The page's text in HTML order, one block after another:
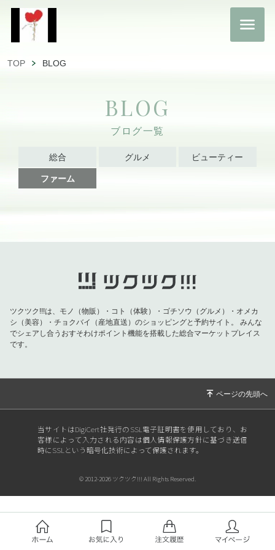
TOP BLOG
BLOG
ブログ一覧
総合 グルメ ビューティー
ファーム
ツクツク!!!は、モノ（物販）・コト（体験）・ゴチソウ（グルメ）・オメカ
シ（美容）・チョクバイ（産地直送）のショッピングと予約サイト。
みんな
でシェアし合うおすそわけポイント機能を搭載した総合マーケットプレイス
です。
当サイトはDigiCert社発行のSSL電子証明書を使用しており、お
客様によって入力される内容は個人情報保護方針に基づき送信
時にSSLという暗号化技術によって保護されます。
© 2012-2026 ツクツク!!! All Rights Reserved.